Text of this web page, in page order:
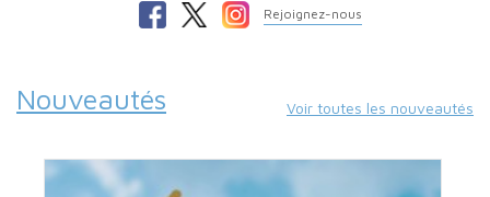
Rejoignez-nous
Nouveautés Voir toutes les nouveautés